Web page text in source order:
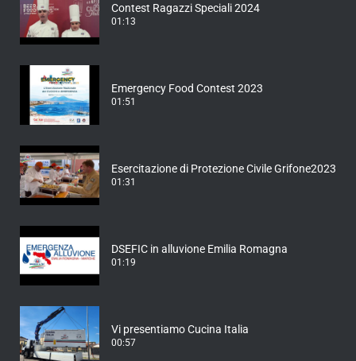
Contest Ragazzi Speciali 2024
01:13
Emergency Food Contest 2023
01:51
Esercitazione di Protezione Civile Grifone2023
01:31
DSEFIC in alluvione Emilia Romagna
01:19
Vi presentiamo Cucina Italia
00:57